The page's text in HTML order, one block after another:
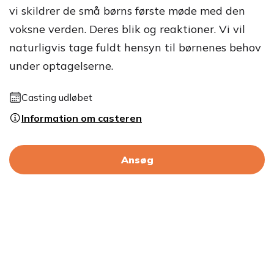
vi skildrer de små børns første møde med den
voksne verden. Deres blik og reaktioner. Vi vil
naturligvis tage fuldt hensyn til børnenes behov
under optagelserne.
Casting udløbet
Information om casteren
Ansøg